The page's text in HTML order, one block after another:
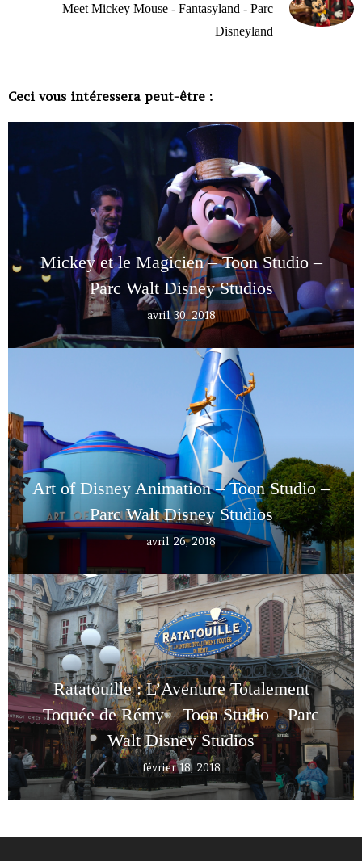
Meet Mickey Mouse - Fantasyland - Parc
Disneyland
Ceci vous intéressera peut-être :
Mickey et le Magicien – Toon Studio –
Parc Walt Disney Studios
avril 30, 2018
Art of Disney Animation – Toon Studio –
Parc Walt Disney Studios
avril 26, 2018
Ratatouille : L’Aventure Totalement
Toquée de Rémy – Toon Studio – Parc
Walt Disney Studios
février 18, 2018